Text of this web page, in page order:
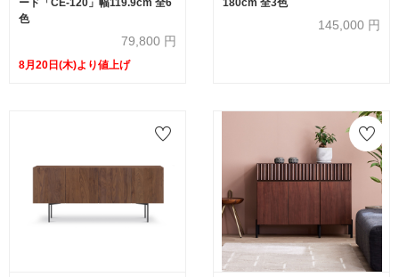
ード「CE-120」幅119.9cm 全6
色
79,800 円
8月20日(木)より値上げ
180cm 全3色
145,000 円